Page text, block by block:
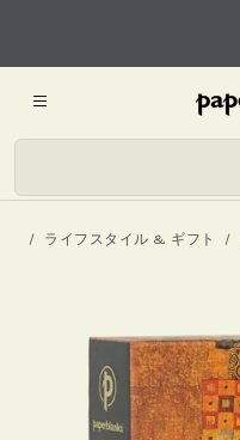
ライフスタイル & ギフト